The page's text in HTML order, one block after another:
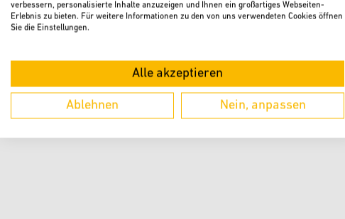
verbessern, personalisierte Inhalte anzuzeigen und Ihnen ein großartiges Webseiten-
Erlebnis zu bieten. Für weitere Informationen zu den von uns verwendeten Cookies öffnen
Sie die Einstellungen.
Alle akzeptieren
Ablehnen Nein, anpassen